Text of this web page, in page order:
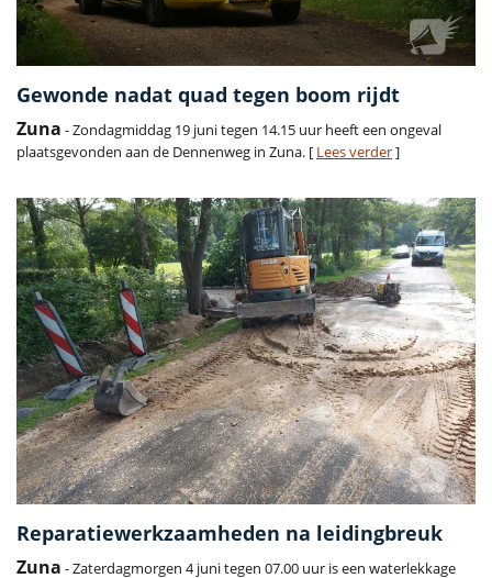
Gewonde nadat quad tegen boom rijdt
Zuna - Zondagmiddag 19 juni tegen 14.15 uur heeft een ongeval
plaatsgevonden aan de Dennenweg in Zuna. [ Lees verder]
Reparatiewerkzaamheden na leidingbreuk
Zuna - Zaterdagmorgen 4 juni tegen 07.00 uur is een waterlekkage